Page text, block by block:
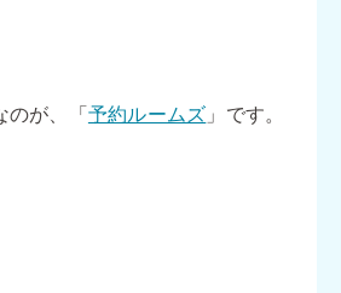
のが、「予約ルームズ 」です。